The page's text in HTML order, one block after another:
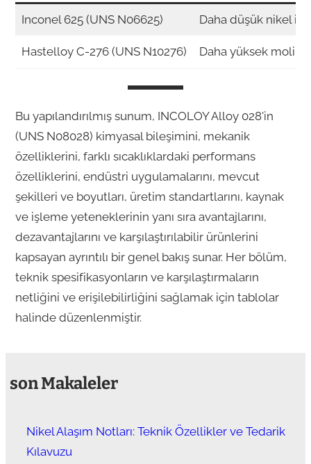
Inconel 625 (UNS N06625) Daha düşük nikel
Hastelloy C-276 (UNS N10276) Daha yüksek
Bu yapılandırılmış sunum, INCOLOY Alloy 028'in
(UNS N08028) kimyasal bileşimini, mekanik
özelliklerini, farklı sıcaklıklardaki performans
özelliklerini, endüstri uygulamalarını, mevcut
şekilleri ve boyutları, üretim standartlarını, kaynak
ve işleme yeteneklerinin yanı sıra avantajlarını,
dezavantajlarını ve karşılaştırılabilir ürünlerini
kapsayan ayrıntılı bir genel bakış sunar. Her bölüm,
teknik spesifikasyonların ve karşılaştırmaların
netliğini ve erişilebilirliğini sağlamak için tablolar
halinde düzenlenmiştir.
son Makaleler
Nikel Alaşım Notları: Teknik Özellikler ve Tedarik
Kılavuzu